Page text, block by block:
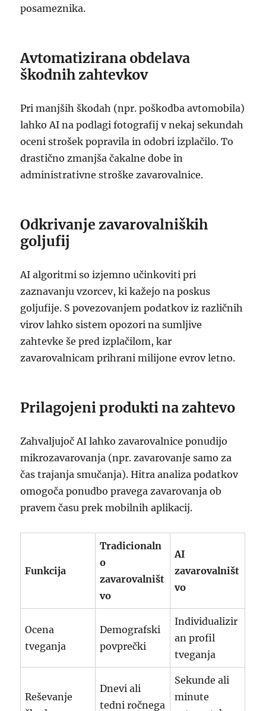
posameznika.
Avtomatizirana obdelava
škodnih zahtevkov
Pri manjših škodah (npr. poškodba avtomobila)
lahko AI na podlagi fotografij v nekaj sekundah
oceni strošek popravila in odobri izplačilo. To
drastično zmanjša čakalne dobe in
administrativne stroške zavarovalnice.
Odkrivanje zavarovalniških
goljufij
AI algoritmi so izjemno učinkoviti pri
zaznavanju vzorcev, ki kažejo na poskus
goljufije. S povezovanjem podatkov iz različnih
virov lahko sistem opozori na sumljive
zahtevke še pred izplačilom, kar
zavarovalnicam prihrani milijone evrov letno.
Prilagojeni produkti na zahtevo
Zahvaljujoč AI lahko zavarovalnice ponudijo
mikrozavarovanja (npr. zavarovanje samo za
čas trajanja smučanja). Hitra analiza podatkov
omogoča ponudbo pravega zavarovanja ob
pravem času prek mobilnih aplikacij.
Funkcija
Tradicionaln
o
zavarovalništ
vo
AI
zavarovalništ
vo
Ocena
tveganja
Demografski
povprečki
Individualizir
an profil
tveganja
Reševanje
Dnevi ali
tedni ročnega
Sekunde ali
minute